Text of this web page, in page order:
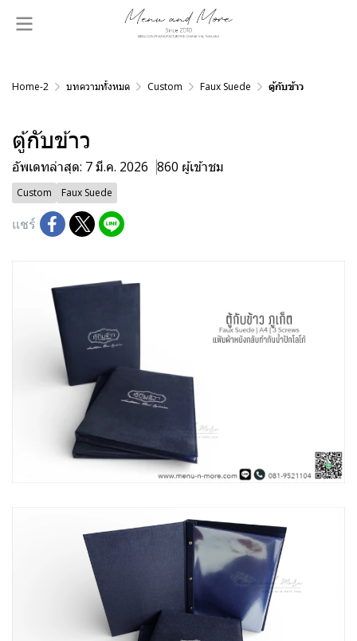
Home-2 บทความทั้งหมด Custom Faux Suede ตู้กับข้าว
ตู้กับข้าว
อัพเดทล่าสุด: 7 มี.ค. 2026 860 ผู้เข้าชม
Custom Faux Suede
แชร์